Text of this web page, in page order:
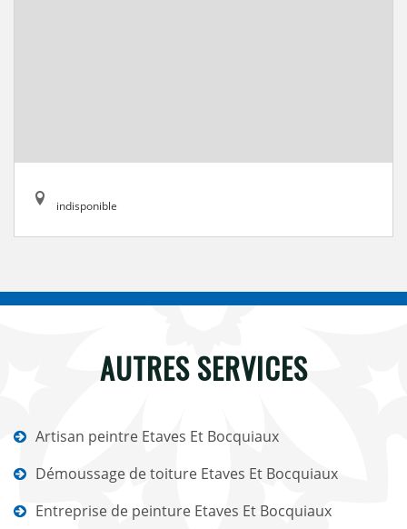
indisponible
AUTRES SERVICES
Artisan peintre Etaves Et Bocquiaux
Démoussage de toiture Etaves Et Bocquiaux
Entreprise de peinture Etaves Et Bocquiaux